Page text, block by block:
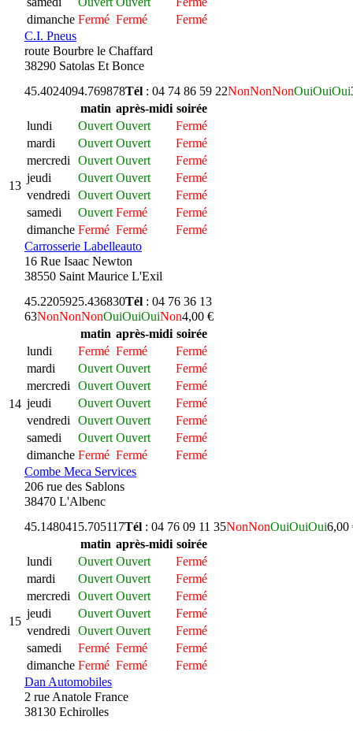
dimanche Fermé Fermé Fermé
C.I. Pneus
route Bourbre le Chaffard
38290 Satolas Et Bonce
13
45.4024094.769878Tél : 04 74 86 59 22NonNonNonOuiOuiOui
matin après-midi soirée
lundi
Ouvert Ouvert
Fermé
mardi
Ouvert Ouvert
Fermé
mercredi
Ouvert Ouvert
Fermé
jeudi
Ouvert Ouvert
Fermé
vendredi
Ouvert Ouvert
Fermé
samedi
Ouvert Fermé
Fermé
dimanche Fermé Fermé Fermé
Carrosserie Labelleauto
16 Rue Isaac Newton
38550 Saint Maurice L'Exil
14
45.2205925.436830Tél : 04 76 36 13
63NonNonNonOuiOuiOuiNon4,00 €
matin après-midi soirée
lundi
Fermé Fermé
Fermé
mardi
Ouvert Ouvert
Fermé
mercredi
Ouvert Ouvert
Fermé
jeudi
Ouvert Ouvert
Fermé
vendredi
Ouvert Ouvert
Fermé
samedi
Ouvert Ouvert
Fermé
dimanche Fermé Fermé Fermé
Combe Meca Services
206 rue des Sablons
38470 L'Albenc
15
45.1480415.705117Tél : 04 76 09 11 35NonNonOuiOuiOui6,00
matin après-midi soirée
lundi
Ouvert Ouvert
Fermé
mardi
Ouvert Ouvert
Fermé
mercredi
Ouvert Ouvert
Fermé
jeudi
Ouvert Ouvert
Fermé
vendredi
Ouvert Ouvert
Fermé
samedi
Fermé Fermé
Fermé
dimanche Fermé Fermé Fermé
Dan Automobiles
2 rue Anatole France
38130 Echirolles